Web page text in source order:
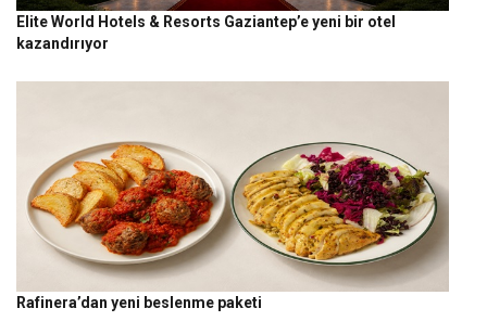
Elite World Hotels & Resorts Gaziantep’e yeni bir otel
kazandırıyor
Rafinera’dan yeni beslenme paketi